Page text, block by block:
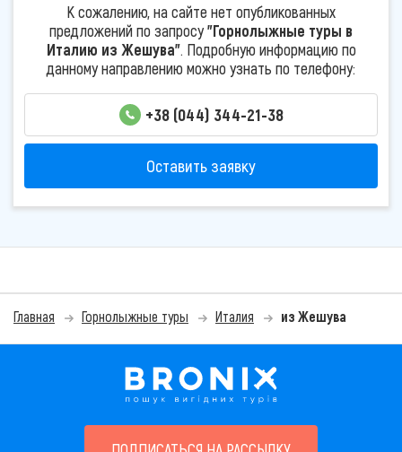
К сожалению, на сайте нет опубликованных
предложений по запросу"Горнолыжные туры в
Италию из Жешува". Подробную информацию по
данному направлению можно узнать по телефону:
+38 (044) 344-21-38
Оставить заявку
Главная Горнолыжные туры Италия из Жешува